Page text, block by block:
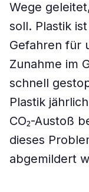
Wege
soll. Plastik
Gefahren für
Zunahme im
schnell
Plastik
CO₂-Austoß
dieses
abgemildert